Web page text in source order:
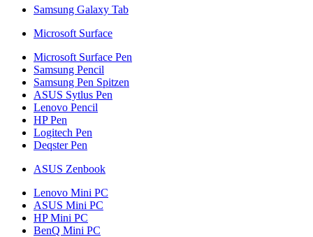
Samsung Galaxy Tab
Microsoft Surface
Microsoft Surface Pen
Samsung Pencil
Samsung Pen Spitzen
ASUS Sytlus Pen
Lenovo Pencil
HP Pen
Logitech Pen
Deqster Pen
ASUS Zenbook
Lenovo Mini PC
ASUS Mini PC
HP Mini PC
BenQ Mini PC